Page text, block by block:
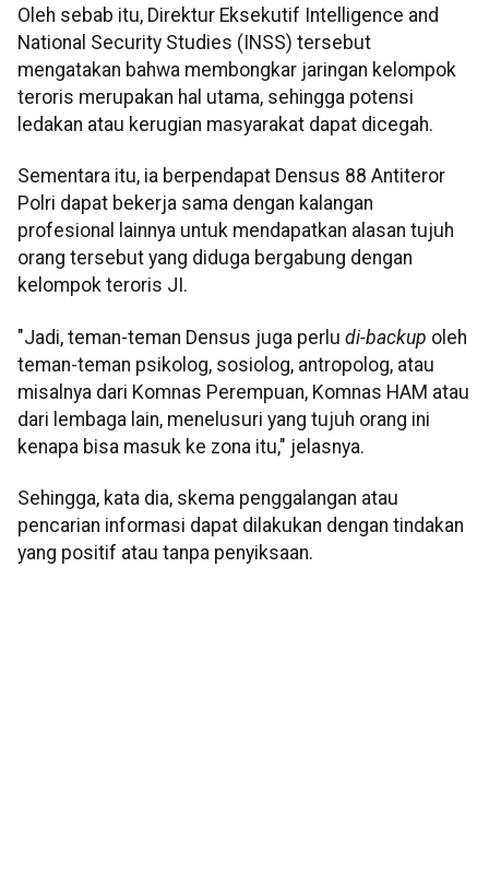
Oleh sebab itu, Direktur Eksekutif Intelligence and
National Security Studies (INSS) tersebut
mengatakan bahwa membongkar jaringan kelompok
teroris merupakan hal utama, sehingga potensi
ledakan atau kerugian masyarakat dapat dicegah.
Sementara itu, ia berpendapat Densus 88 Antiteror
Polri dapat bekerja sama dengan kalangan
profesional lainnya untuk mendapatkan alasan tujuh
orang tersebut yang diduga bergabung dengan
kelompok teroris JI.
"Jadi, teman-teman Densus juga perlu di-backup oleh
teman-teman psikolog, sosiolog, antropolog, atau
misalnya dari Komnas Perempuan, Komnas HAM atau
dari lembaga lain, menelusuri yang tujuh orang ini
kenapa bisa masuk ke zona itu," jelasnya.
Sehingga, kata dia, skema penggalangan atau
pencarian informasi dapat dilakukan dengan tindakan
yang positif atau tanpa penyiksaan.